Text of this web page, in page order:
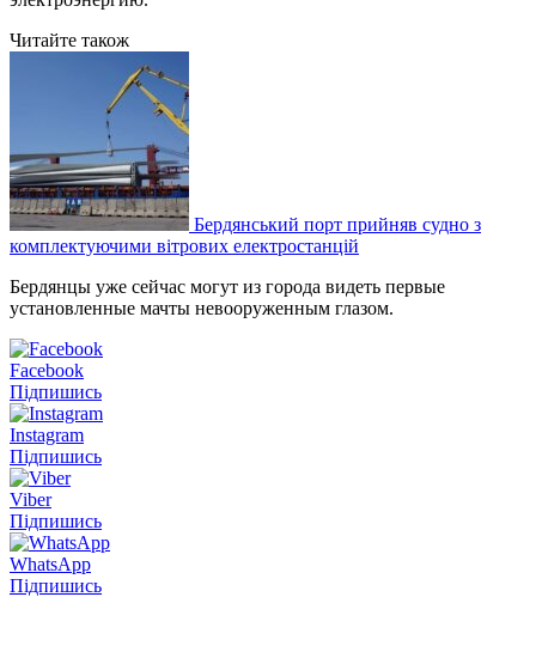
Читайте також
Бердянський порт прийняв судно з
комплектуючими вітрових електростанцій
Бердянцы уже сейчас могут из города видеть первые
установленные мачты невооруженным глазом.
Facebook
Підпишись
Instagram
Підпишись
Viber
Підпишись
WhatsApp
Підпишись